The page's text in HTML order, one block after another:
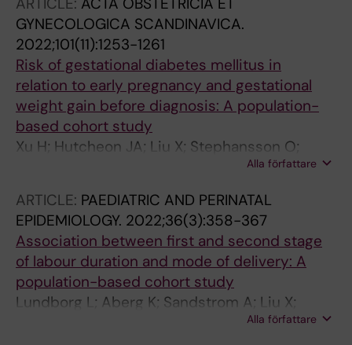
GYNECOLOGICA SCANDINAVICA.
2022;101(11):1253-1261
Risk of gestational diabetes mellitus in
relation to early pregnancy and gestational
weight gain before diagnosis: A population-
based cohort study
Xu H; Hutcheon JA; Liu X; Stephansson O;
Cnattingius S; Arkema EV; Johansson K
Alla författare
ARTICLE: PAEDIATRIC AND PERINATAL
EPIDEMIOLOGY. 2022;36(3):358-367
Association between first and second stage
of labour duration and mode of delivery: A
population-based cohort study
Lundborg L; Aberg K; Sandstrom A; Liu X;
Tilden E; Stephansson O; Ahlberg MAlla författare